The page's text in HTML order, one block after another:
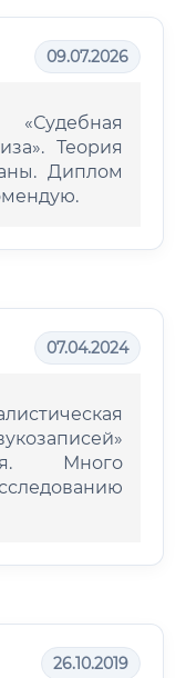
09.07.2026
Теория
Диплом
07.04.2024
Много
26.10.2019